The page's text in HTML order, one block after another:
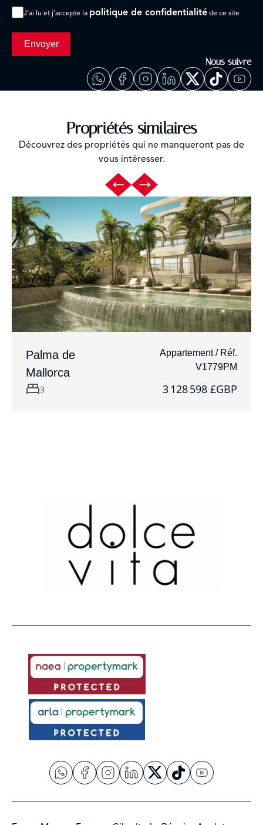
J’ai lu et j'accepte la politique de confidentialité de ce site
Envoyer
Nous suivre
Propriétés similaires
Découvrez des propriétés qui ne manqueront pas de
vous intéresser.
Palma de
Mallorca
Appartement / Réf.
V1779PM
3 3 128 598 £GBP